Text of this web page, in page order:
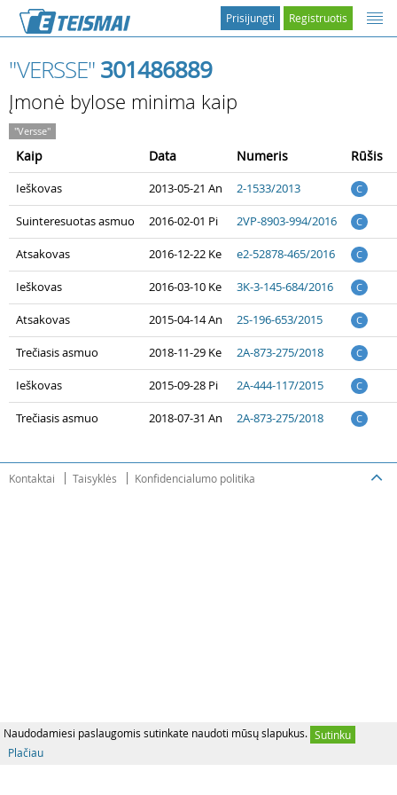
Naudodamiesi paslaugomis sutinkate naudoti mūsų slapukus. Sutinku
Plačiau
Registruotis
Prisijungti
"VERSSE" 301486889
Įmonė bylose minima kaip
"Versse"
Kaip Data Numeris Rūšis
Ieškovas 2013-05-21 An 2-1533/2013 C
Suinteresuotas asmuo 2016-02-01 Pi 2VP-8903-994/2016 C
Atsakovas 2016-12-22 Ke e2-52878-465/2016 C
Ieškovas 2016-03-10 Ke 3K-3-145-684/2016 C
Atsakovas 2015-04-14 An 2S-196-653/2015 C
Trečiasis asmuo 2018-11-29 Ke 2A-873-275/2018 C
Ieškovas 2015-09-28 Pi 2A-444-117/2015 C
Trečiasis asmuo 2018-07-31 An 2A-873-275/2018 C
Kontaktai Taisyklės Konfidencialumo politika